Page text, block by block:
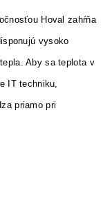
Hoval zahŕňa
vysoko
Aby sa teplota v
IT techniku,
priamo pri